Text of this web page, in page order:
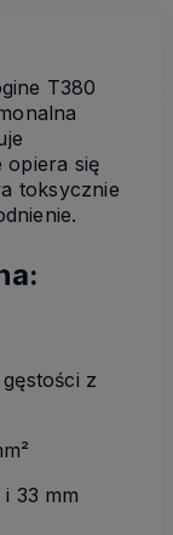
T380
opiera się
toksycznie
z
33 mm